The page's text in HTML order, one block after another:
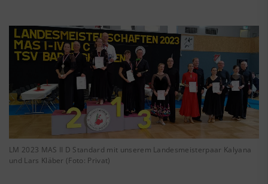
LM 2023 MAS II D Standard mit unserem Landesmeisterpaar Kalyana
und Lars Kläber (Foto: Privat)